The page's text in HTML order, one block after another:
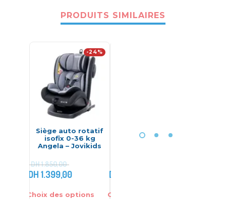
PRODUITS SIMILAIRES
-24%
Siège auto rotatif
isofix 0-36 kg
Angela – Jovikids
DH1.850,00
DH 1.399,00
Choix des options
Siège auto évolutif
0-36 kg isofix –
DH
Choix des options